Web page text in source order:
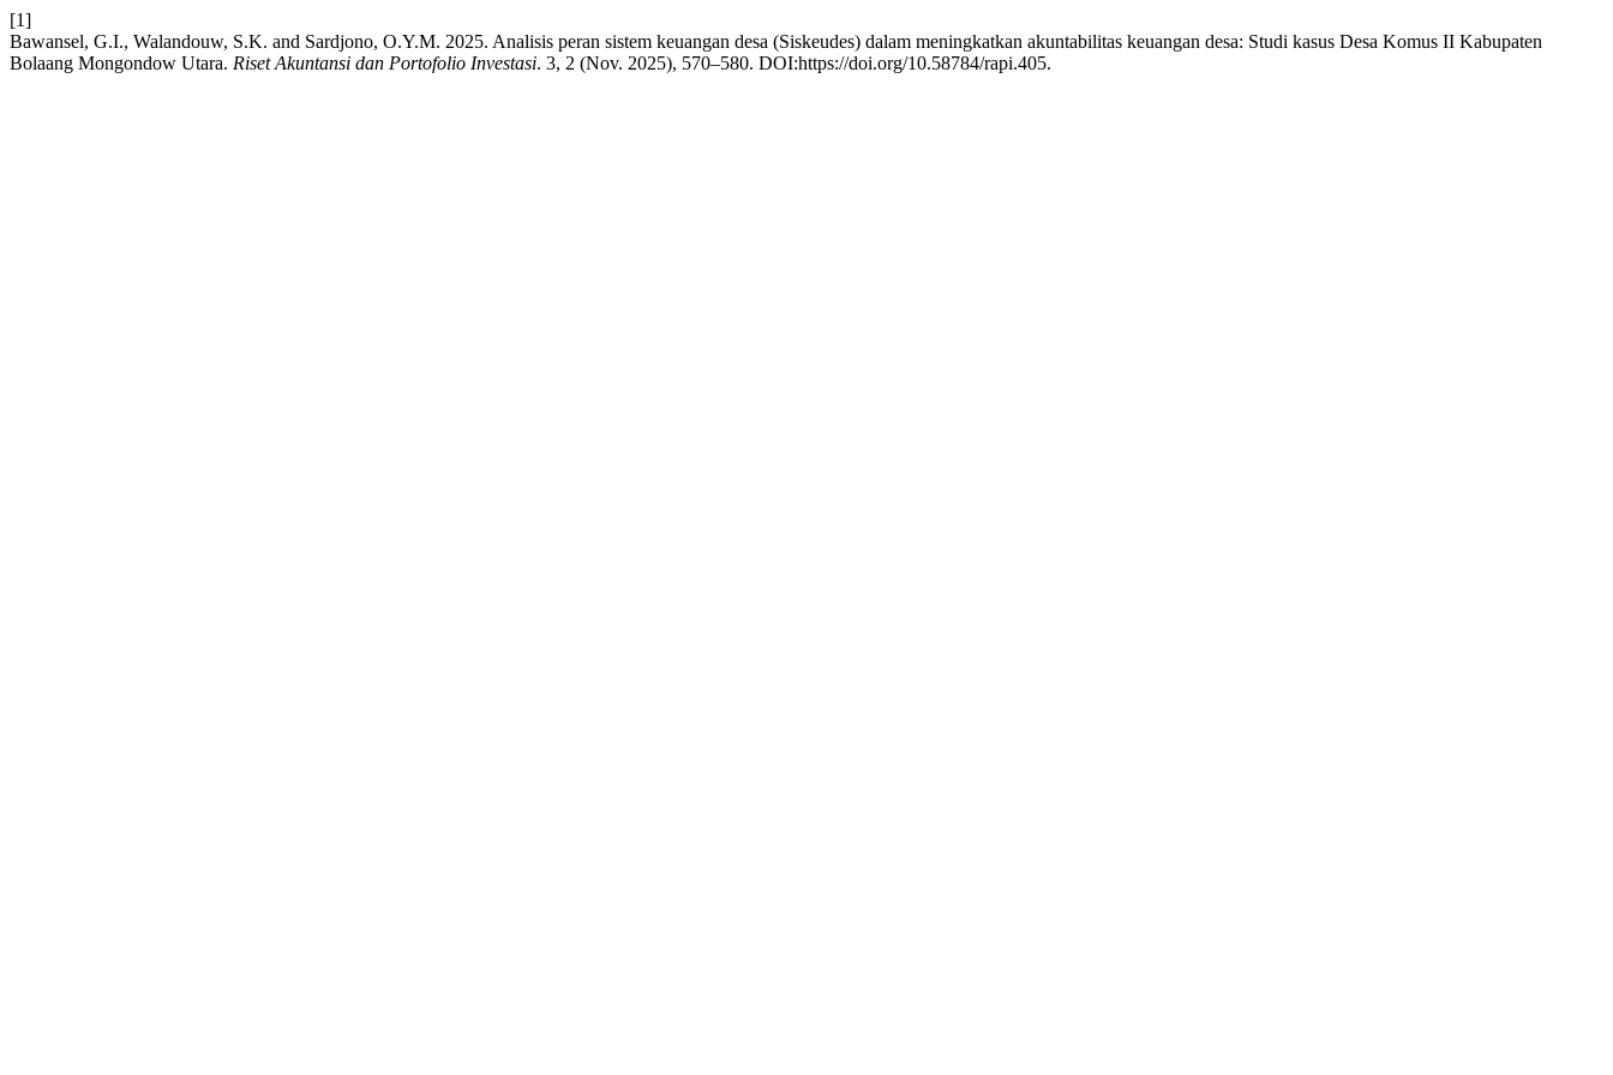
[1]
Bawansel, G.I., Walandouw, S.K. and Sardjono, O.Y.M. 2025. Analisis peran sistem keuangan desa (Siskeudes) dalam meningkatkan akuntabilitas keuangan desa: Studi kasus Desa Komus II Kabupaten
Bolaang Mongondow Utara. Riset Akuntansi dan Portofolio Investasi. 3, 2 (Nov. 2025), 570–580. DOI:https://doi.org/10.58784/rapi.405.